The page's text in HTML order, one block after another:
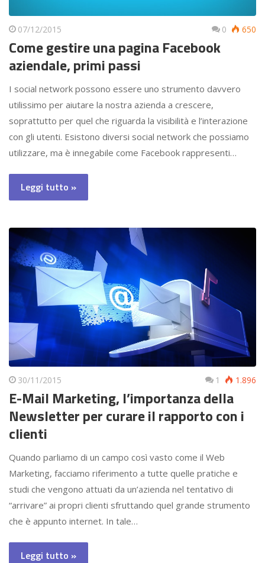
07/12/2015 0 650
Come gestire una pagina Facebook
aziendale, primi passi
I social network possono essere uno strumento davvero
utilissimo per aiutare la nostra azienda a crescere,
soprattutto per quel che riguarda la visibilità e l’interazione
con gli utenti. Esistono diversi social network che possiamo
utilizzare, ma è innegabile come Facebook rappresenti…
Leggi tutto »
30/11/2015 1 1.896
E-Mail Marketing, l’importanza della
Newsletter per curare il rapporto con i
clienti
Quando parliamo di un campo così vasto come il Web
Marketing, facciamo riferimento a tutte quelle pratiche e
studi che vengono attuati da un’azienda nel tentativo di
“arrivare” ai propri clienti sfruttando quel grande strumento
che è appunto internet. In tale…
Leggi tutto »